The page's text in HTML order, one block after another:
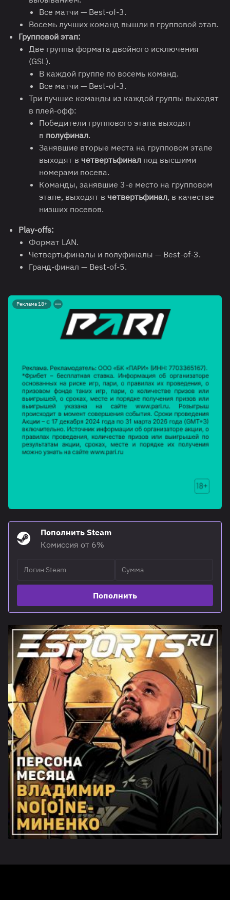
Все матчи — Best-of-3.
Восемь лучших команд вышли в групповой этап.
Групповой этап:
Две группы формата двойного исключения
(GSL).
В каждой группе по восемь команд.
Все матчи — Best-of-3.
Три лучшие команды из каждой группы выходят
в плей-офф:
Победители группового этапа выходят
в полуфинал.
Занявшие вторые места на групповом этапе
выходят в четвертьфинал под высшими
номерами посева.
Команды, занявшие 3-е место на групповом
этапе, выходят в четвертьфинал, в качестве
низших посевов.
Play-offs:
Формат LAN.
Четвертьфиналы и полуфиналы — Best-of-3.
Гранд-финал — Best-of-5.
Реклама 18+
Пополнить Steam
Комиссия от 6%
Пополнить